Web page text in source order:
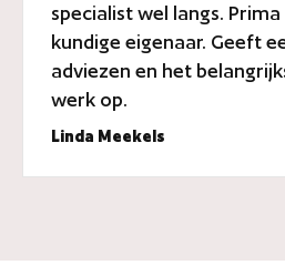
specialist wel langs.
kundige eigenaar. Geeft
adviezen en het
werk op.
Linda Meekels